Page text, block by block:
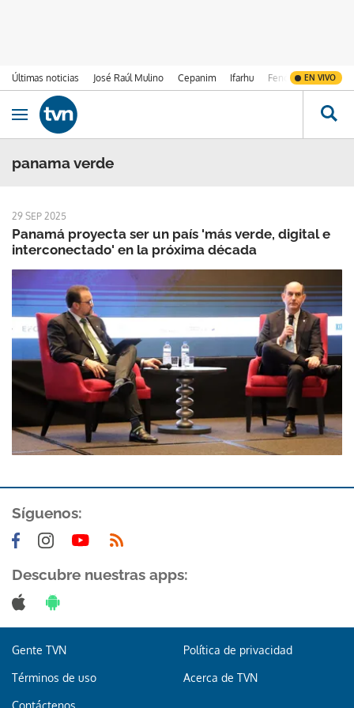
Últimas noticias José Raúl Mulino Cepanim Ifarhu Fenómeno de El
EN VIVO
Ir al contenido
Obrir navegació
panama verde
29 SEP 2025
Panamá proyecta ser un país 'más verde, digital e
interconectado' en la próxima década
Síguenos:
Descubre nuestras apps:
Gente TVN Política de privacidad
Términos de uso Acerca de TVN